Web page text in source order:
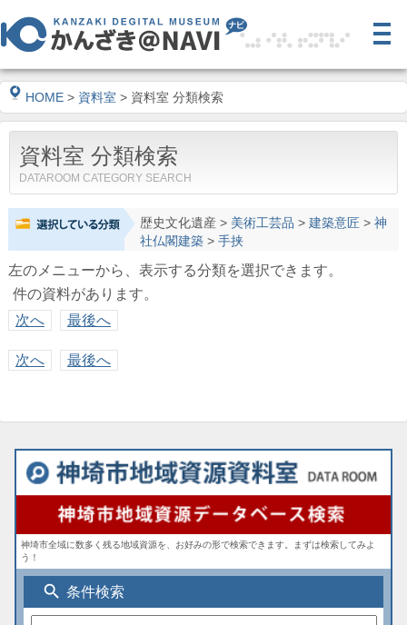
HOME > 資料室 > 資料室 分類検索
資料室 分類検索
DATAROOM CATEGORY SEARCH
歴史文化遺産> 美術工芸品 > 建築意匠 > 神
社仏閣建築> 手挟
左のメニューから、表示する分類を選択できます。
件の資料があります。
次へ
最後へ
次へ 最後へ
神埼市全域に数多く残る地域資源を、お好みの形で検索できます。まずは検索してみよ
う！
search 条件検索